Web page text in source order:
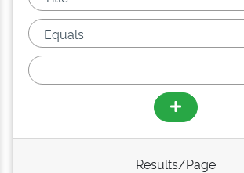
Results/Page